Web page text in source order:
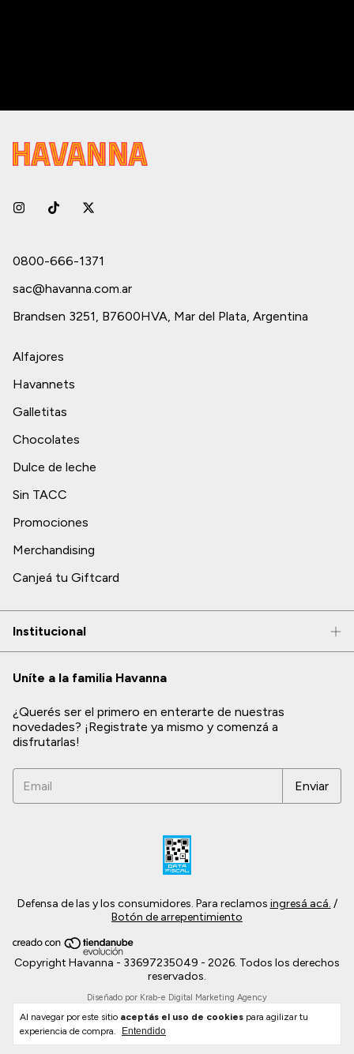
Al navegar por este sitio aceptás el uso de cookies para agilizar tu
experiencia de compra.
Entendido
0800-666-1371
sac@havanna.com.ar
Brandsen 3251, B7600HVA, Mar del Plata, Argentina
Alfajores
Havannets
Galletitas
Chocolates
Dulce de leche
Sin TACC
Promociones
Merchandising
Canjeá tu Giftcard
Institucional
Uníte a la familia Havanna
¿Querés ser el primero en enterarte de nuestras
novedades? ¡Registrate ya mismo y comenzá a
disfrutarlas!
Defensa de las y los consumidores. Para reclamos ingresá acá. /
Botón de arrepentimiento
Copyright Havanna - 33697235049 - 2026. Todos los derechos
reservados.